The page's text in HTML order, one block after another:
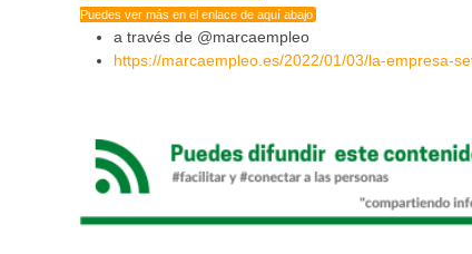
Puedes ver más en el enlace de aquí abajo
a través de @marcaempleo
https://marcaempleo.es/2022/01/03/la-empresa-